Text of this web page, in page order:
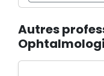
Autres